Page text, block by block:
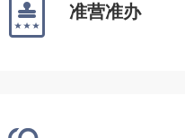
准营准办